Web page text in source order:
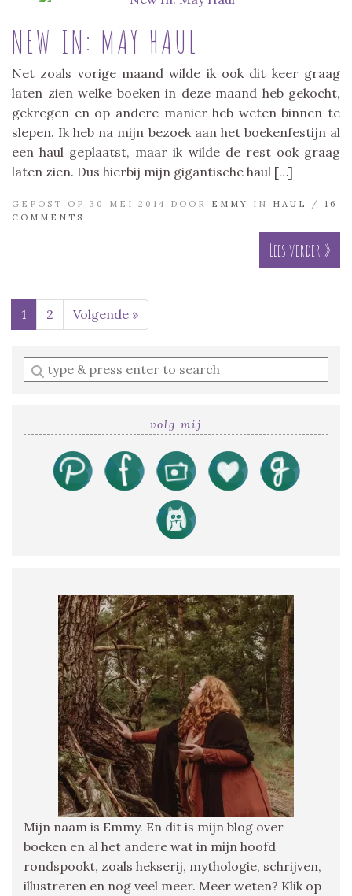
NEW IN: MAY HAUL
Net zoals vorige maand wilde ik ook dit keer graag
laten zien welke boeken in deze maand heb gekocht,
gekregen en op andere manier heb weten binnen te
slepen. Ik heb na mijn bezoek aan het boekenfestijn al
een haul geplaatst, maar ik wilde de rest ook graag
laten zien. Dus hierbij mijn gigantische haul […]
GEPOST OP 30 MEI 2014 DOOR EMMY IN HAUL / 16
COMMENTS
Lees verder »
1 2 Volgende »
Enter
a
volg mij
Mijn naam is Emmy. En dit is mijn blog over
boeken en al het andere wat in mijn hoofd
rondspookt, zoals hekserij, mythologie, schrijven,
illustreren en nog veel meer. Meer weten? Klik op